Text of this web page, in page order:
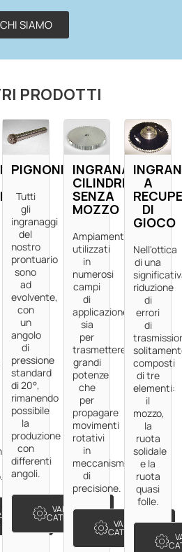
CHI SIAMO
PRODOTTI
ALLA
PIGNONI
Tutti
gli
ingranaggi
del
nostro
prontuario
sono
ad
evolvente,
con
un
angolo
di
pressione
standard
di 20°,
rimanendo
possibile
la
produzione
con
differenti
angoli.
VAI ALLA
CATEGORIA
INGRANAGGI
CILINDRICI
SENZA
MOZZO
Ampiamente
utilizzati
in
numerosi
campi
di
applicazione,
sia
per
trasmettere
grandi
potenze
che
per
propagare
movimenti
rotativi
in
meccanismi
di
precisione.
VAI ALLA
CATEGORIA
A
DI
GIOCO
Nell'ottica
di una
riduzione
di
errori
di
composti
di tre
elementi:
il
mozzo,
la
ruota
solidale
e la
ruota
quasi
folle.